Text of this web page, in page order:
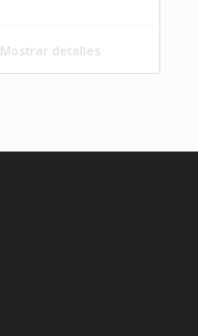
Mostrar detalles